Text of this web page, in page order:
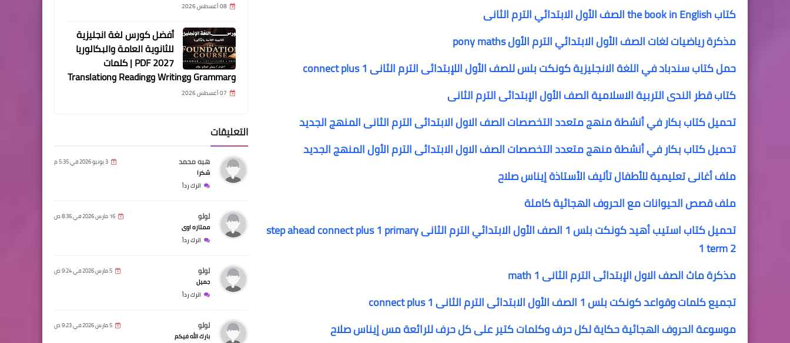
كتاب the book in English الصف الأول الابتدائي الترم الثانى
مذكرة رياضيات لغات الصف الأول الابتدائي الترم الأول pony maths
حمل كتاب سندباد في اللغة الانجليزية كونكت بلس للصف الأول اللإبتدائى الترم الثانى connect plus 1
كتاب قطر الندى التربية الاسلامية الصف الأول الإبتدائى الترم الثانى
تحميل كتاب بكار في أنشطة منهج متعدد التخصصات الصف الاول الابتدائى الترم الثانى المنهج الجديد
تحميل كتاب بكار في أنشطة منهج متعدد التخصصات الصف الاول الابتدائى الترم الأول المنهج الجديد
ملف أغانى تعليمية للأطفال تأليف الأستاذة إيناس صلاح
ملف قصص الحيوانات مع الحروف الهجائية كاملة
تحميل كتاب استيب أهيد كونكت بلس 1 الصف الأول الابتدائي الترم الثانى step ahead connect plus 1 primary
1 term 2
مذكرة ماث الصف الاول الإبتدائى الترم الثانى math 1
تجميع كلمات وقواعد كونكت بلس 1 الصف الأول الابتدائى الترم الثانى connect plus 1
موسوعة الحروف الهجائية حكاية لكل حرف وكلمات كتير على كل حرف للرائعة مس إيناس صلاح
08 أغسطس 2026
أفضل كورس لغة انجليزية
للثانوية العامة والبكالوريا
2027 PDF | كلمات
وGrammar وWriting وReading وTranslation
07 أغسطس 2026
التعليقات
هبه محمد 3 يونيو 2026 في 5:35 م
شكرا
اترك رداً
لولو 16 مارس 2026 في 8:36 ص
ممتازه اوى
اترك رداً
لولو 5 مارس 2026 في 9:24 ص
جميل
اترك رداً
لولو 5 مارس 2026 في 9:23 ص
بارك الله فيكم